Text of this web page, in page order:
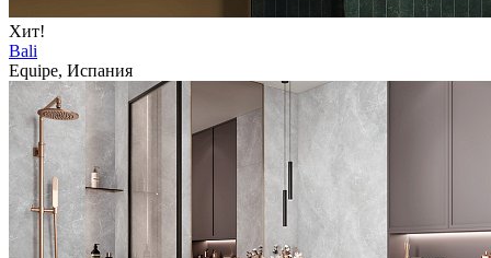
Хит!
Bali
Equipe, Испания